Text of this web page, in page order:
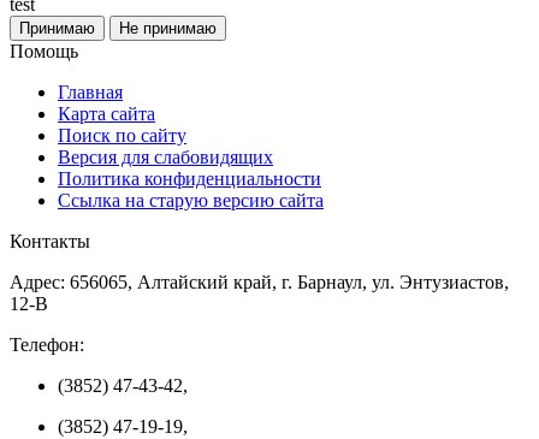
test
Принимаю Не принимаю
Помощь
Главная
Карта сайта
Поиск по сайту
Версия для слабовидящих
Политика конфиденциальности
Ссылка на старую версию сайта
Контакты
Адрес: 656065, Алтайский край, г. Барнаул, ул. Энтузиастов,
12-В
Телефон:
(3852) 47-43-42,
(3852) 47-19-19,